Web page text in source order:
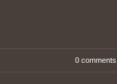
0 comments